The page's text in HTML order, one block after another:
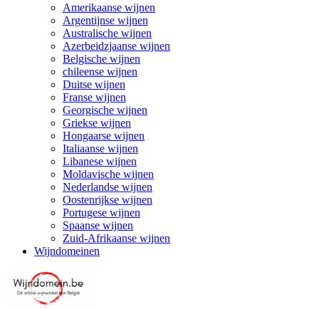
Amerikaanse wijnen
Argentijnse wijnen
Australische wijnen
Azerbeidzjaanse wijnen
Belgische wijnen
chileense wijnen
Duitse wijnen
Franse wijnen
Georgische wijnen
Griekse wijnen
Hongaarse wijnen
Italiaanse wijnen
Libanese wijnen
Moldavische wijnen
Nederlandse wijnen
Oostenrijkse wijnen
Portugese wijnen
Spaanse wijnen
Zuid-Afrikaanse wijnen
Wijndomeinen